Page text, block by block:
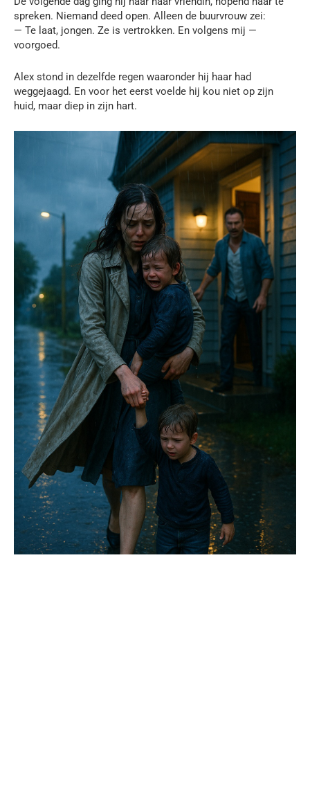
spreken. Niemand deed open. Alleen de buurvrouw zei:
— Te laat, jongen. Ze is vertrokken. En volgens mij —
voorgoed.
Alex stond in dezelfde regen waaronder hij haar had
weggejaagd. En voor het eerst voelde hij kou niet op zijn
huid, maar diep in zijn hart.